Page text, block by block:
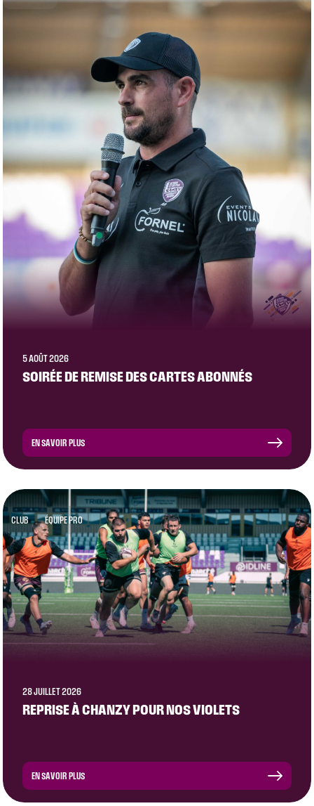
5 AOÛT 2026
SOIRÉE DE REMISE DES CARTES ABONNÉS
EN SAVOIR PLUS
CLUB ÉQUIPE PRO
28 JUILLET 2026
REPRISE À CHANZY POUR NOS VIOLETS
EN SAVOIR PLUS